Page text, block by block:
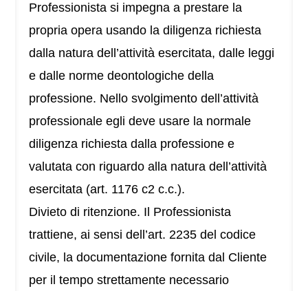
Professionista si impegna a prestare la
propria opera usando la diligenza richiesta
dalla natura dell’attività esercitata, dalle leggi
e dalle norme deontologiche della
professione. Nello svolgimento dell’attività
professionale egli deve usare la normale
diligenza richiesta dalla professione e
valutata con riguardo alla natura dell’attività
esercitata (art. 1176 c2 c.c.).
Divieto di ritenzione. Il Professionista
trattiene, ai sensi dell’art. 2235 del codice
civile, la documentazione fornita dal Cliente
per il tempo strettamente necessario